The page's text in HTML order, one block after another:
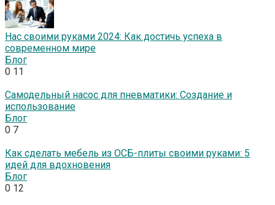
Нас своими руками 2024: Как достичь успеха в
современном мире
Блог
0 11
Самодельный насос для пневматики: Создание и
использование
Блог
0 7
Как сделать мебель из ОСБ-плиты своими руками: 5
идей для вдохновения
Блог
0 12